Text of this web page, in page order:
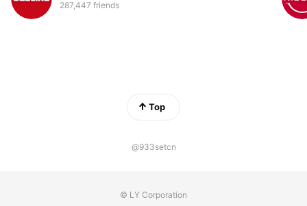
287,447 friends
Top
@933setcn
© LY Corporation